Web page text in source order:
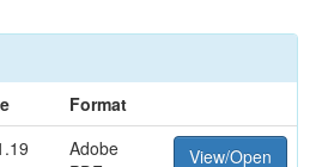
Format
Adobe
View/Open